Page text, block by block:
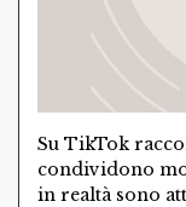
Su TikTok
condividono
in realtà sono